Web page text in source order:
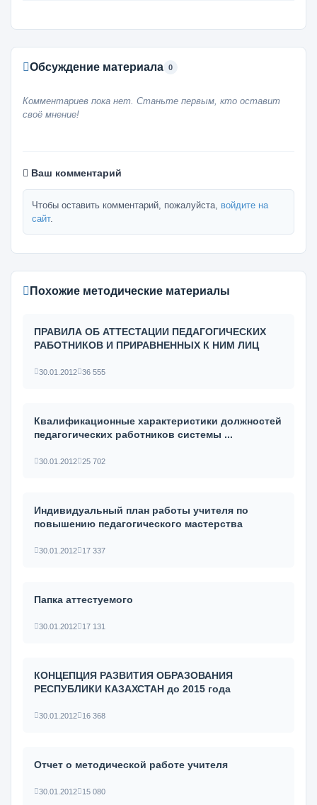
Обсуждение материала 0
Комментариев пока нет. Станьте первым, кто оставит
своё мнение!
Ваш комментарий
Чтобы оставить комментарий, пожалуйста, войдите на
сайт.
Похожие методические материалы
ПРАВИЛА ОБ АТТЕСТАЦИИ ПЕДАГОГИЧЕСКИХ
РАБОТНИКОВ И ПРИРАВНЕННЫХ К НИМ ЛИЦ
30.01.2012 36 555
Квалификационные характеристики должностей
педагогических работников системы ...
30.01.2012 25 702
Индивидуальный план работы учителя по
повышению педагогического мастерства
30.01.2012 17 337
Папка аттестуемого
30.01.2012 17 131
КОНЦЕПЦИЯ РАЗВИТИЯ ОБРАЗОВАНИЯ
РЕСПУБЛИКИ КАЗАХСТАН до 2015 года
30.01.2012 16 368
Отчет о методической работе учителя
30.01.2012 15 080